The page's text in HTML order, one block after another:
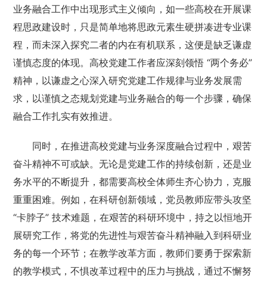
业务融合工作中出现形式主义倾向，如一些高校在开展课
程思政建设时，只是简单地将思政元素生硬拼凑进专业课
程，而未深入探究二者的内在有机联系，这便是缺乏谦虚
谨慎态度的体现。高校党建工作者应深刻领悟 “两个务必”
精神，以谦虚之心深入研究党建工作规律与业务发展需
求，以谨慎之态规划党建与业务融合的每一个步骤，确保
融合工作扎实有效推进。
同时，在推进高校党建与业务深度融合过程中，艰苦
奋斗精神不可或缺。无论是党建工作的持续创新，还是业
务水平的不断提升，都需要高校全体师生齐心协力，克服
重重困难。例如，在科研创新领域，党员教师应带头攻坚
“卡脖子” 技术难题，在艰苦的科研环境中，持之以恒地开
展研究工作，将党的先进性与艰苦奋斗精神融入到科研业
务的每一个环节；在教学改革方面，教师们要勇于探索新
的教学模式，不惧改革过程中的压力与挑战，通过不懈努